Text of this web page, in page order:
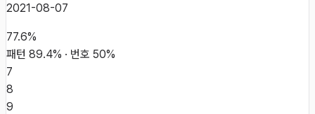
2021-08-07
77.6%
패턴 89.4% · 번호 50%
7
8
9